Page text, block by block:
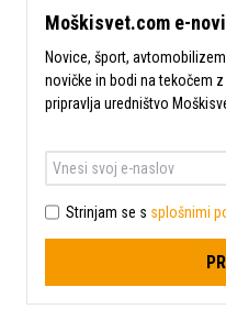
Moškisvet.com e-
Novice, šport,
novičke in bodi na tekočem
pripravlja uredništvo
Strinjam se s splošnimi